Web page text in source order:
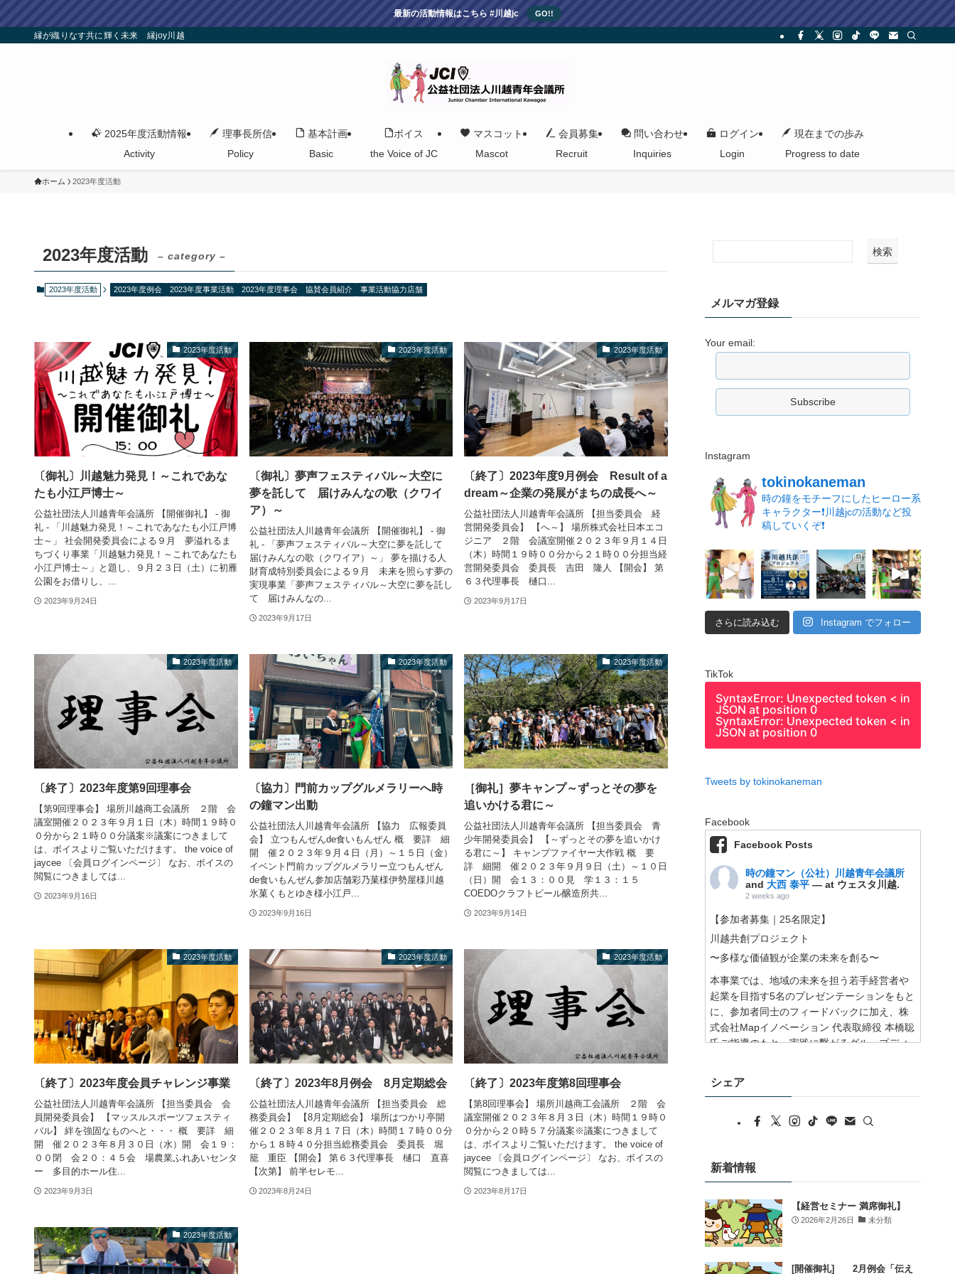
最新の活動情報はこちら #川越jc GO!!
縁が織りなす共に輝く未来 縁joy川越
2025年度活動情報
Activity
理事長所信
Policy
基本計画
Basic
ボイス
the Voice of JC
マスコット
Mascot
会員募集
Recruit
問い合わせ
Inquiries
ログイン
Login
現在までの歩み
Progress to date
ホーム 2023年度活動
2023年度活動 – category –
2023年度活動 2023年度例会 2023年度事業活動 2023年度理事会 協賛会員紹介 事業活動協力店舗
2023年度活動
〔御礼〕川越魅力発見！～これであな
たも小江戸博士～
公益社団法人川越青年会議所 【開催御礼】 - 御
礼 - 「川越魅力発見！～これであなたも小江戸博
士～」 社会開発委員会による９月 夢溢れるま
ちづくり事業「川越魅力発見！～これであなたも
小江戸博士～」と題し、９月２３日（土）に初雁
公園をお借りし、...
2023年9月24日
2023年度活動
〔御礼〕夢声フェスティバル～大空に
夢を託して 届けみんなの歌（クワイ
ア）～
公益社団法人川越青年会議所 【開催御礼】 - 御
礼 - 「夢声フェスティバル～大空に夢を託して
届けみんなの歌（クワイア）～」 夢を描ける人
財育成特別委員会による９月 未来を照らす夢の
実現事業「夢声フェスティバル～大空に夢を託し
て 届けみんなの...
2023年9月17日
2023年度活動
〔終了〕2023年度9月例会 Result of a
dream～企業の発展がまちの成長へ～
公益社団法人川越青年会議所 【担当委員会 経
営開発委員会】 【へ～】 場所株式会社日本エコ
ジニア ２階 会議室開催２０２３年９月１４日
（木）時間１９時００分から２１時００分担当経
営開発委員会 委員長 吉田 隆人 【開会】 第
６３代理事長 樋口...
2023年9月17日
2023年度活動
〔終了〕2023年度第9回理事会
【第9回理事会】 場所川越商工会議所 ２階 会
議室開催２０２３年９月１日（木）時間１９時０
０分から２１時００分議案※議案につきまして
は、ボイスよりご覧いただけます。 the voice of
jaycee 〔会員ログインページ〕 なお、ボイスの
閲覧につきましては...
2023年9月16日
2023年度活動
〔協力〕門前カップグルメラリーへ時
の鐘マン出動
公益社団法人川越青年会議所 【協力 広報委員
会】 立つもんぜんde食いもんぜん 概 要詳 細
開 催２０２３年９月４日（月）～１５日（金）
イベント門前カップグルメラリー立つもんぜん
de食いもんぜん参加店舗彩乃菓様伊勢屋様川越
氷菓くもとゆき様小江戸...
2023年9月16日
2023年度活動
［御礼］夢キャンプ～ずっとその夢を
追いかける君に～
公益社団法人川越青年会議所 【担当委員会 青
少年開発委員会】 【～ずっとその夢を追いかけ
る君に～】 キャンプファイヤー大作戦 概 要
詳 細開 催２０２３年９月９日（土）～１０日
（日）開 会１３：００見 学１３：１５
COEDOクラフトビール醸造所共...
2023年9月14日
2023年度活動
〔終了〕2023年度会員チャレンジ事業
公益社団法人川越青年会議所 【担当委員会 会
員開発委員会】 【マッスルスポーツフェスティ
バル】 絆を強固なものへと・・・ 概 要詳 細
開 催２０２３年８月３０日（水）開 会１９：
００閉 会２０：４５会 場農業ふれあいセンタ
ー 多目的ホール住...
2023年9月3日
2023年度活動
〔終了〕2023年8月例会 8月定期総会
公益社団法人川越青年会議所 【担当委員会 総
務委員会】 【8月定期総会】 場所はつかり亭開
催２０２３年８月１７日（木）時間１７時００分
から１８時４０分担当総務委員会 委員長 堀
籠 重臣 【開会】 第６３代理事長 樋口 直喜
【次第】 前半セレモ...
2023年8月24日
2023年度活動
〔終了〕2023年度第8回理事会
【第8回理事会】 場所川越商工会議所 ２階 会
議室開催２０２３年８月３日（木）時間１９時０
０分から２０時５７分議案※議案につきまして
は、ボイスよりご覧いただけます。 the voice of
jaycee 〔会員ログインページ〕 なお、ボイスの
閲覧につきましては...
2023年8月17日
2023年度活動
検索
メルマガ登録
Your email:
Instagram
tokinokaneman
時の鐘をモチーフにしたヒーロー系
キャラクター❗️川越jcの活動など投
稿していくぞ❗️
さらに読み込む Instagram でフォロー
TikTok
SyntaxError: Unexpected token < in
JSON at position 0
SyntaxError: Unexpected token < in
JSON at position 0
Tweets by tokinokaneman
Facebook
Facebook Posts
時の鐘マン（公社）川越青年会議所
and 大西 泰平 — at ウェスタ川越.
2 weeks ago
【参加者募集｜25名限定】
川越共創プロジェクト
〜多様な価値観が企業の未来を創る〜
本事業では、地域の未来を担う若手経営者や
起業を目指す5名のプレゼンテーションをもと
に、参加者同士のフィードバックに加え、株
式会社Mapイノベーション 代表取締役 本橋聡
氏ご指導のもと、実践に繋がるグループディ
営の在り方」をテーマにご講演いただきま
方を考えるきっかけを創出します。
✔ 他業種の経営者・若手経営者と交流したい
方
✔ 新たなビジネスのヒントを得たい方
✔ 地域とのつながりを広げたい方
シェア
新着情報
【経営セミナー 満席御礼】
2026年2月26日 未分類
[開催御礼] 2月例会「伝え